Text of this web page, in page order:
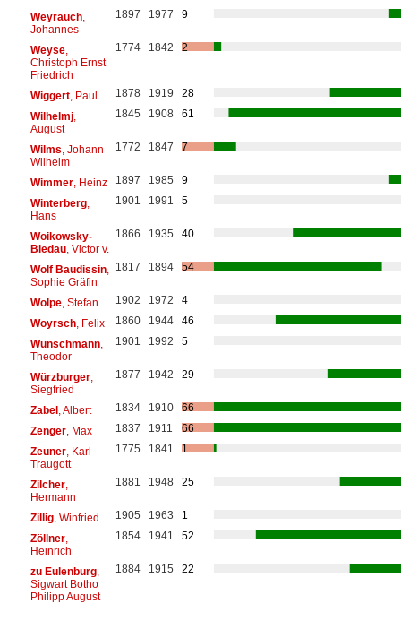
Weyrauch,
Johannes
1897 1977 9
Weyse,
Christoph Ernst
Friedrich
1774 1842 2
Wiggert, Paul 1878 1919
28
Wilhelmj,
August
1845 1908 61
Wilms , Johann
Wilhelm
1772 1847 7
Wimmer, Heinz 1897 1985
9
Winterberg,
Hans
1901 1991 5
Woikowsky-
Biedau, Victor v.
1866 1935 40
Wolf Baudissin,
Sophie Gräfin
1817 1894 54
Wolpe, Stefan 1902 1972
4
Woyrsch, Felix 1860 1944
46
Wünschmann,
Theodor
1901 1992 5
Würzburger,
Siegfried
1877 1942 29
Zabel, Albert 1834 1910
66
Zenger, Max 1837 1911
66
Zeuner, Karl
Traugott
1775 1841 1
Zilcher,
Hermann
1881 1948 25
Zillig, Winfried 1905 1963
1
Zöllner,
Heinrich
1854 1941 52
zu Eulenburg,
Sigwart Botho
Philipp August
1884 1915 22